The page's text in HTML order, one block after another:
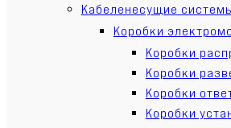
Кабеленесущие
Коробки
Коробки
Коробки
Коробки
Коробки